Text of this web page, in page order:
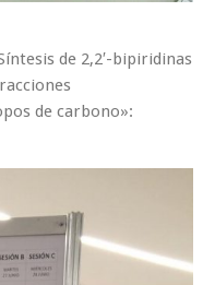
de 2,2′-bipiridinas
de carbono»: